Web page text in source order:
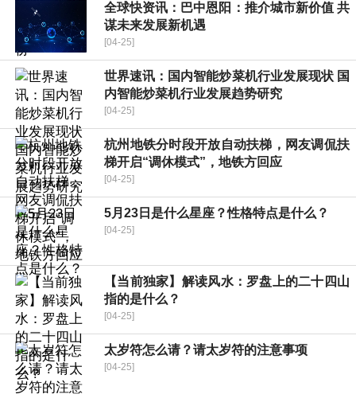
全球快资讯：巴中恩阳：推介城市新价值 共
谋未来发展新机遇
[04-25]
世界速讯：国内智能炒菜机行业发展现状 国
内智能炒菜机行业发展趋势研究
[04-25]
杭州地铁分时段开放自动扶梯，网友调侃扶
梯开启“调休模式”，地铁方回应
[04-25]
5月23日是什么星座？性格特点是什么？
[04-25]
【当前独家】解读风水：罗盘上的二十四山
指的是什么？
[04-25]
太岁符怎么请？请太岁符的注意事项
[04-25]